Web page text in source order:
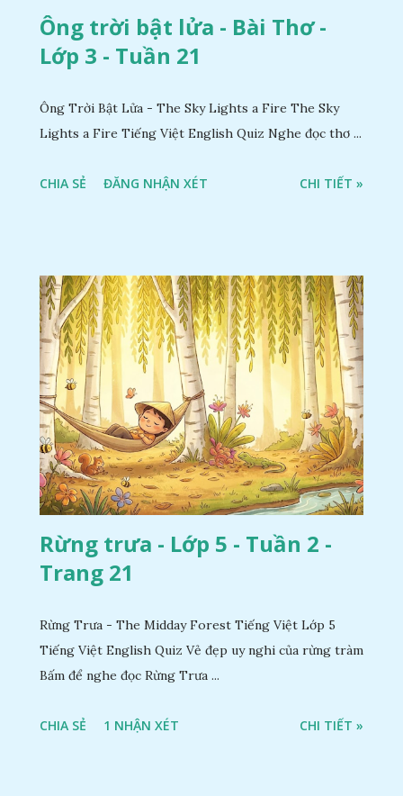
Ông trời bật lửa - Bài Thơ -
Lớp 3 - Tuần 21
Ông Trời Bật Lửa - The Sky Lights a Fire The Sky
Lights a Fire Tiếng Việt English Quiz Nghe đọc thơ ...
CHIA SẺ ĐĂNG NHẬN XÉT CHI TIẾT »
Rừng trưa - Lớp 5 - Tuần 2 -
Trang 21
Rừng Trưa - The Midday Forest Tiếng Việt Lớp 5
Tiếng Việt English Quiz Vẻ đẹp uy nghi của rừng tràm
Bấm để nghe đọc Rừng Trưa ...
CHIA SẺ 1 NHẬN XÉT CHI TIẾT »